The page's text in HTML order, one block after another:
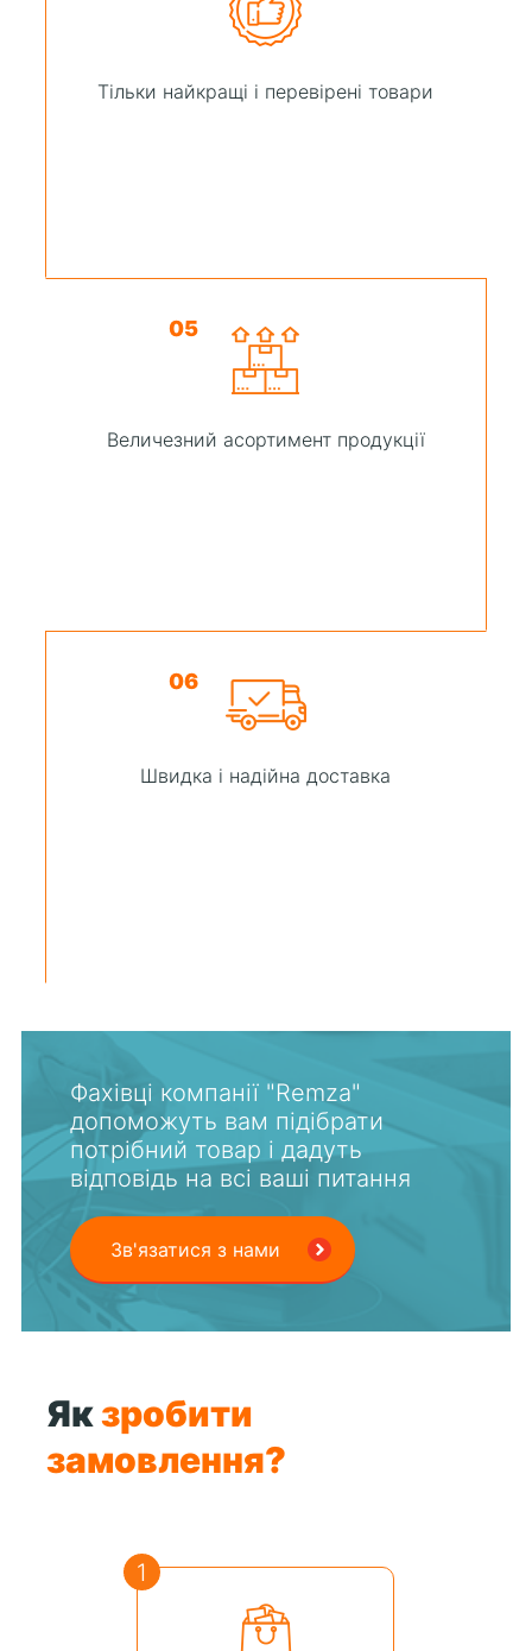
Тільки найкращі і перевірені товари
05
Величезний асортимент продукції
06
Швидка і надійна доставка
Фахівці компанії "Remza"
допоможуть вам підібрати
потрібний товар і дадуть
відповідь на всі ваші питання
Зв'язатися з нами
Якзробити
замовлення?
1